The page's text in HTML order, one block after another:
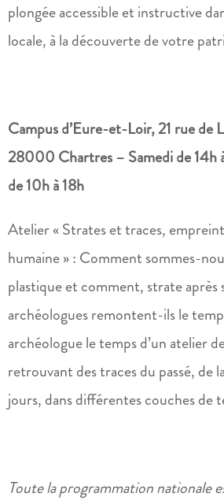
plongée accessible et instructive
locale, à la découverte de votre
Campus d’Eure-et-Loir, 21 rue de
28000 Chartres – Samedi de 14h
de 10h à 18h
Atelier « Strates et traces,
humaine » : Comment sommes-
plastique et comment, strate après
archéologues remontent-ils le
archéologue le temps d’un atelier
retrouvant des traces du passé, de
jours, dans différentes couches de
Toute la programmation nationale